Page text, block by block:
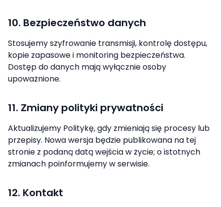
10. Bezpieczeństwo danych
Stosujemy szyfrowanie transmisji, kontrolę dostępu,
kopie zapasowe i monitoring bezpieczeństwa.
Dostęp do danych mają wyłącznie osoby
upoważnione.
11. Zmiany polityki prywatności
Aktualizujemy Politykę, gdy zmieniają się procesy lub
przepisy. Nowa wersja będzie publikowana na tej
stronie z podaną datą wejścia w życie; o istotnych
zmianach poinformujemy w serwisie.
12. Kontakt